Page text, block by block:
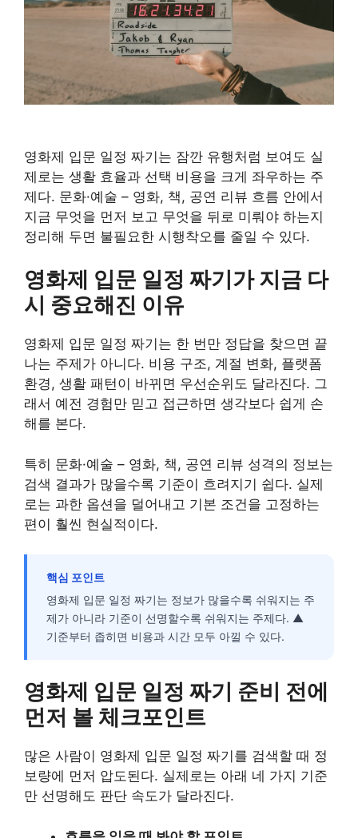
영화제 입문 일정 짜기는 잠깐 유행처럼 보여도 실
제로는 생활 효율과 선택 비용을 크게 좌우하는 주
제다. 문화·예술 – 영화, 책, 공연 리뷰 흐름 안에서
지금 무엇을 먼저 보고 무엇을 뒤로 미뤄야 하는지
정리해 두면 불필요한 시행착오를 줄일 수 있다.
영화제 입문 일정 짜기가 지금 다
시 중요해진 이유
영화제 입문 일정 짜기는 한 번만 정답을 찾으면 끝
나는 주제가 아니다. 비용 구조, 계절 변화, 플랫폼
환경, 생활 패턴이 바뀌면 우선순위도 달라진다. 그
래서 예전 경험만 믿고 접근하면 생각보다 쉽게 손
해를 본다.
특히 문화·예술 – 영화, 책, 공연 리뷰 성격의 정보는
검색 결과가 많을수록 기준이 흐려지기 쉽다. 실제
로는 과한 옵션을 덜어내고 기본 조건을 고정하는
편이 훨씬 현실적이다.
핵심 포인트
영화제 입문 일정 짜기는 정보가 많을수록 쉬워지는 주
제가 아니라 기준이 선명할수록 쉬워지는 주제다. ▲
기준부터 좁히면 비용과 시간 모두 아낄 수 있다.
영화제 입문 일정 짜기 준비 전에
먼저 볼 체크포인트
많은 사람이 영화제 입문 일정 짜기를 검색할 때 정
보량에 먼저 압도된다. 실제로는 아래 네 가지 기준
만 선명해도 판단 속도가 달라진다.